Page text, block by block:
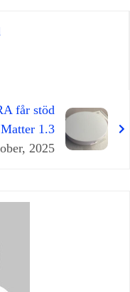
får stöd
1.3
2025